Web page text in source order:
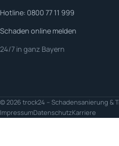
Hotline: 0800 77 11 999
Schaden online melden
24/7 in ganz Bayern
© 2026 trock24 – Schadensanierung &
ImpressumDatenschutzKarriere